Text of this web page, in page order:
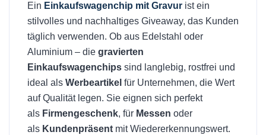
Ein Einkaufswagenchip mit Gravur ist ein
stilvolles und nachhaltiges Giveaway, das Kunden
täglich verwenden. Ob aus Edelstahl oder
Aluminium – die gravierten
Einkaufswagenchips sind langlebig, rostfrei und
ideal als Werbeartikel für Unternehmen, die Wert
auf Qualität legen. Sie eignen sich perfekt
als Firmengeschenk, für Messen oder
als Kundenpräsent mit Wiedererkennungswert.